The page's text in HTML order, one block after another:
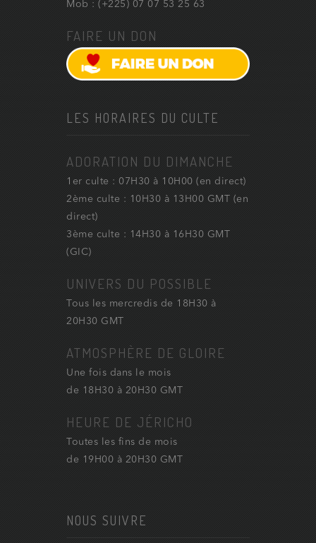
Mob : (+225) 07 07 53 25 63
FAIRE UN DON
LES HORAIRES DU CULTE
ADORATION DU DIMANCHE
1er culte : 07H30 à 10H00 (en direct)
2ème culte : 10H30 à 13H00 GMT (en
direct)
3ème culte : 14H30 à 16H30 GMT
(GIC)
UNIVERS DU POSSIBLE
Tous les mercredis de 18H30 à
20H30 GMT
ATMOSPHÈRE DE GLOIRE
Une fois dans le mois
de 18H30 à 20H30 GMT
HEURE DE JÉRICHO
Toutes les fins de mois
de 19H00 à 20H30 GMT
NOUS SUIVRE